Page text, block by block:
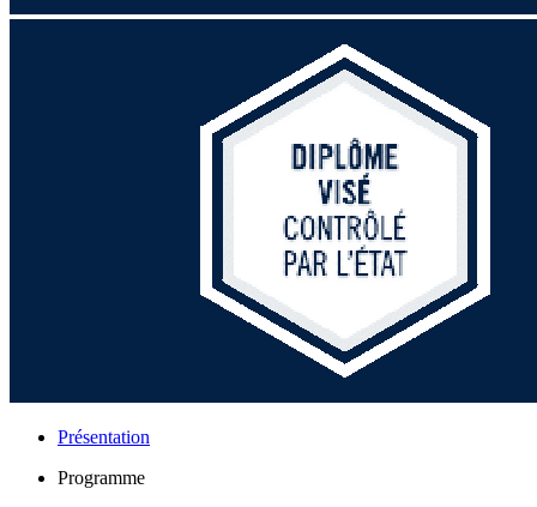
Présentation
Programme